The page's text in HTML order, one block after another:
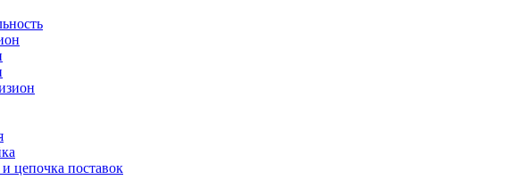
и цепочка поставок